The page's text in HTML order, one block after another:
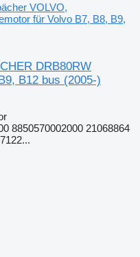
VOLVO,
für Volvo B7, B8, B9,
DRB80RW
B12 bus (2005-)
8850570002000 21068864